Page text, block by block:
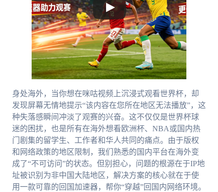
身处海外，当你想在咪咕视频上沉浸式观看世界杯，却
发现屏幕无情地提示“该内容在您所在地区无法播放”，这
种失落感瞬间冲淡了观赛的兴奋。这不仅仅是世界杯球
迷的困扰，也是所有在海外想看欧洲杯、NBA或国内热
门剧集的留学生、工作者和华人共同的痛点。由于版权
和网络政策的地区限制，我们熟悉的国内平台在海外变
成了“不可访问”的状态。但别担心，问题的根源在于IP地
址被识别为非中国大陆地区，解决方案的核心就在于使
用一款可靠的回国加速器，帮你“穿越”回国内网络环境。